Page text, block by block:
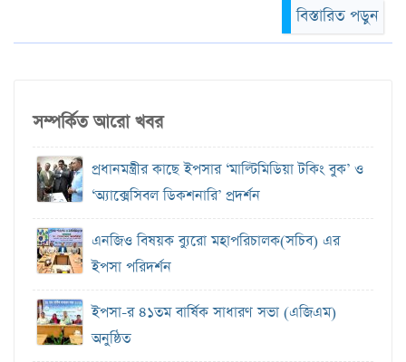
বিস্তারিত পড়ুন
সম্পর্কিত আরো খবর
প্রধানমন্ত্রীর কাছে ইপসার ‘মাল্টিমিডিয়া টকিং বুক’ ও
‘অ্যাক্সেসিবল ডিকশনারি’ প্রদর্শন
এনজিও বিষয়ক ব‍্যুরো মহাপরিচালক(সচিব) এর
ইপসা পরিদর্শন
ইপসা-র ৪১তম বার্ষিক সাধারণ সভা (এজিএম)
অনুষ্ঠিত